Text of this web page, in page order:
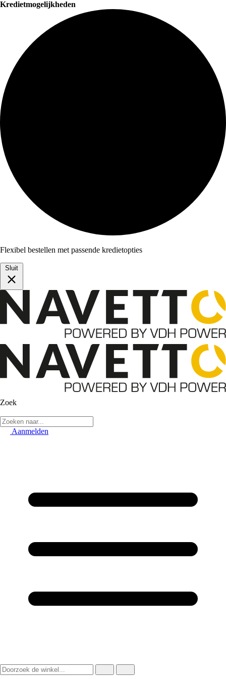
Kredietmogelijkheden
Flexibel bestellen met passende kredietopties
Sluit
Zoek
Aanmelden